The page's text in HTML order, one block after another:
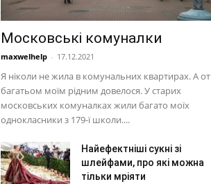
Московські комуналки
maxwelhelp - 17.12.2021
Я ніколи не жила в комунальних квартирах. А от
багатьом моїм рідним довелося. У старих
московських комуналках жили багато моїх
однокласники з 179-ї школи....
Найефектніші сукні зі
шлейфами, про які можна
тільки мріяти